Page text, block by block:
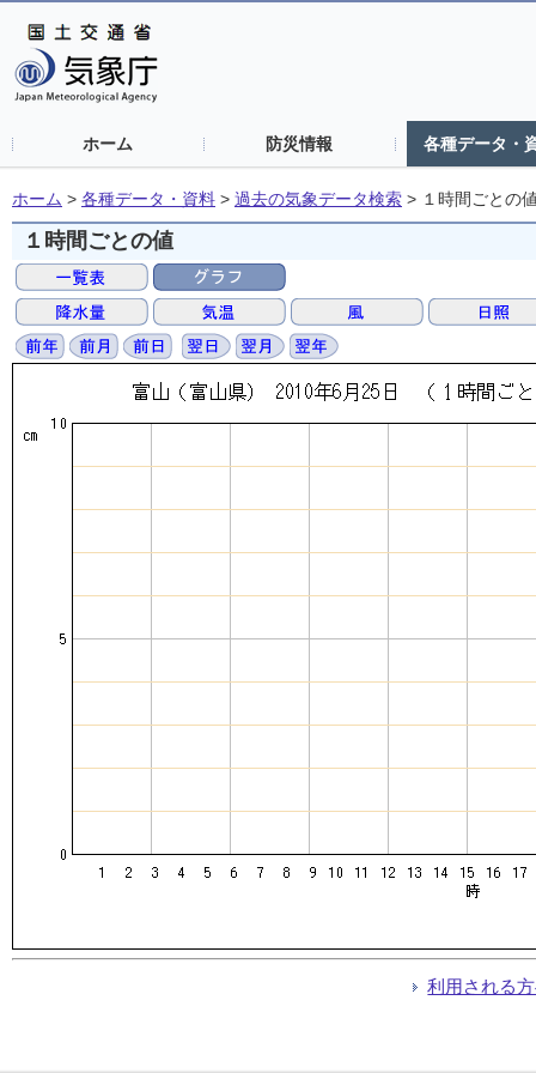
ホーム 防災情報 各種データ・
ホーム > 各種データ・資料 > 過去の気象データ検索 > １時間ごとの
１時間ごとの値
利用される